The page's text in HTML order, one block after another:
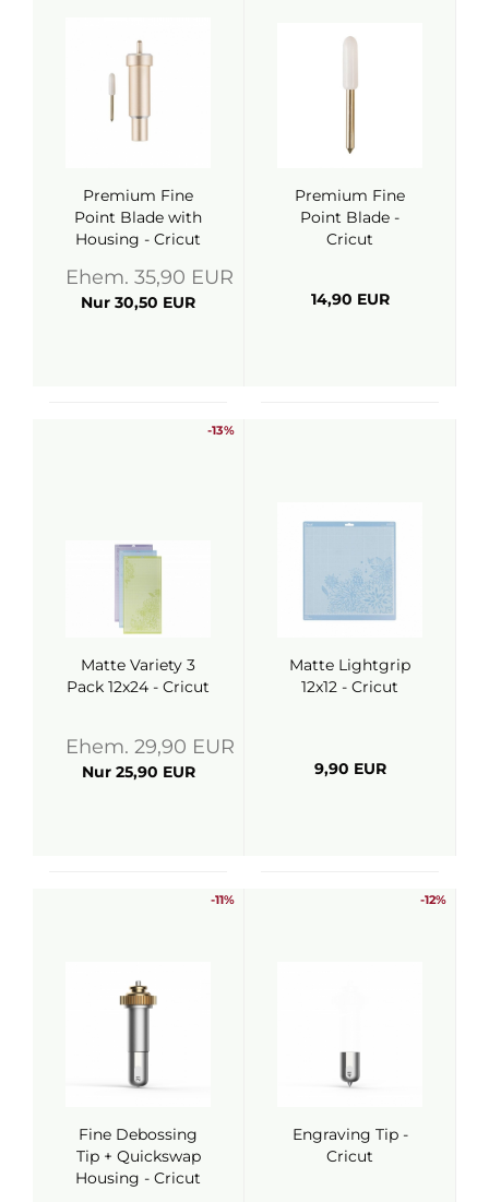
Premium Fine
Point Blade with
Housing - Cricut
Ehem. 35,90 EUR
Nur 30,50 EUR
Premium Fine
Point Blade -
Cricut
14,90 EUR
-13%
Matte Variety 3
Pack 12x24 - Cricut
Ehem. 29,90 EUR
Nur 25,90 EUR
Matte Lightgrip
12x12 - Cricut
9,90 EUR
-11%
Fine Debossing
Tip + Quickswap
Housing - Cricut
-12%
Engraving Tip -
Cricut